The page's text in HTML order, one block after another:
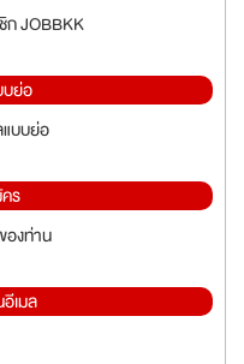
ก JOBBKK
บย่อ
บบย่อ
ร
องท่าน
เมล